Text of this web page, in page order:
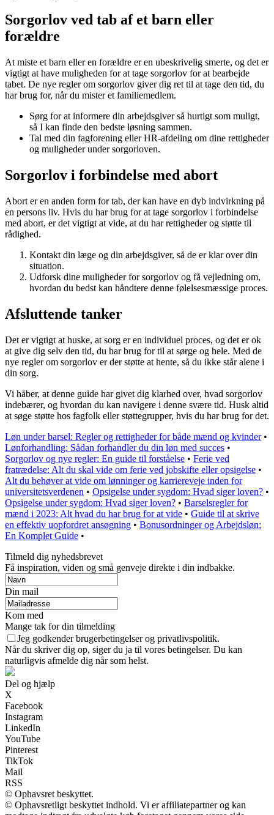
Sorgorlov ved tab af et barn eller
forældre
At miste et barn eller en forældre er en ubeskrivelig smerte, og det er
vigtigt at have muligheden for at tage sorgorlov for at bearbejde
tabet. De nye regler om sorgorlov giver dig ret til at tage den tid, du
har brug for, når du mister et familiemedlem.
Sørg for at informere din arbejdsgiver så hurtigt som muligt,
så I kan finde den bedste løsning sammen.
Tal med din fagforening eller HR-afdeling om dine rettigheder
og muligheder under sorgorloven.
Sorgorlov i forbindelse med abort
Abort er en anden form for tab, der kan have en dyb indvirkning på
en persons liv. Hvis du har brug for at tage sorgorlov i forbindelse
med abort, er det vigtigt at vide, at du har rettigheder og støtte til
rådighed.
Kontakt din læge og din arbejdsgiver, så de er klar over din
situation.
Udforsk dine muligheder for sorgorlov og få vejledning om,
hvordan du bedst kan håndtere denne følelsesmæssige proces.
Afsluttende tanker
Det er vigtigt at huske, at sorg er en individuel proces, og det er ok
at give dig selv den tid, du har brug for til at sørge og hele. Med de
nye regler om sorgorlov er der støtte at hente, så du ikke står alene i
din sorg.
Vi håber, at denne guide har givet dig klarhed over, hvad sorgorlov
indebærer, og hvordan du kan navigere i denne svære tid. Husk altid
at søge støtte hos fagfolk eller støttegrupper, hvis du har brug for det.
Løn under barsel: Regler og rettigheder for både mænd og kvinder•
Lønforhandling: Sådan forhandler du din løn med succes •
Sorgorlov og nye regler: En guide til forståelse • Ferie ved
fratrædelse: Alt du skal vide om ferie ved jobskifte eller opsigelse •
Alt du behøver at vide om lønninger og karriereveje inden for
universitetsverdenen • Opsigelse under sygdom: Hvad siger loven? •
Opsigelse under sygdom: Hvad siger loven? • Barselsregler for
mænd i 2023: Alt hvad du har brug for at vide • Guide til at skrive
en effektiv uopfordret ansøgning • Bonusordninger og Arbejdsløn:
En Komplet Guide •
Tilmeld dig nyhedsbrevet
Få inspiration, viden og små genveje direkte i din indbakke.
Din mail
Kom med
Mange tak for din tilmelding
Jeg godkender brugerbetingelser og privatlivspolitik.
Når du skriver dig op, siger du ja til vores betingelser. Du kan
naturligvis afmelde dig når som helst.
Del og hjælp
X
Facebook
Instagram
LinkedIn
YouTube
Pinterest
TikTok
Mail
RSS
© Ophavsret beskyttet.
© Ophavsretligt beskyttet indhold. Vi er affiliatepartner og kan